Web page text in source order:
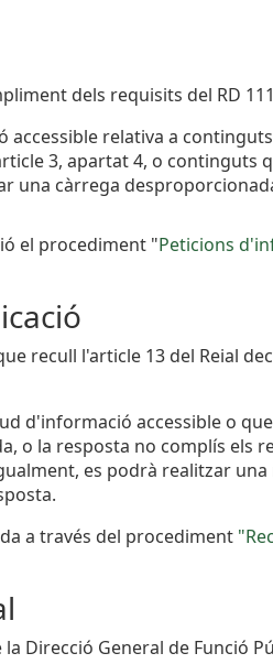
dels requisits del RD
accessible relativa a
3, apartat 4, o continguts
una càrrega
el procediment "Peticions
recull l'article 13 del Reial
d'informació accessible o
o la resposta no complís els
es podrà realitzar
a través del procediment
Direcció General de Funció